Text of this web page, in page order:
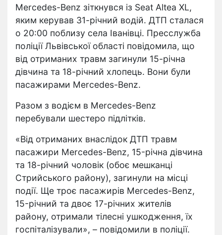
Mercedes-Benz зіткнувся із Seat Altea XL,
яким керував 31-річний водій. ДТП сталася
о 20:00 поблизу села Іванівці. Пресслужба
поліції Львівської області повідомила, що
від отриманих травм загинули 15-річна
дівчина та 18-річний хлопець. Вони були
пасажирами Mercedes-Benz.
Разом з водієм в Mercedes-Benz
перебували шестеро підлітків.
«Від отриманих внаслідок ДТП травм
пасажири Mercedes-Benz, 15-річна дівчина
та 18-річний чоловік (обоє мешканці
Стрийського району), загинули на місці
події. Ще троє пасажирів Mercedes-Benz,
15-річний та двоє 17-річних жителів
району, отримали тілесні ушкодження, їх
госпіталізували», – повідомили в поліції.